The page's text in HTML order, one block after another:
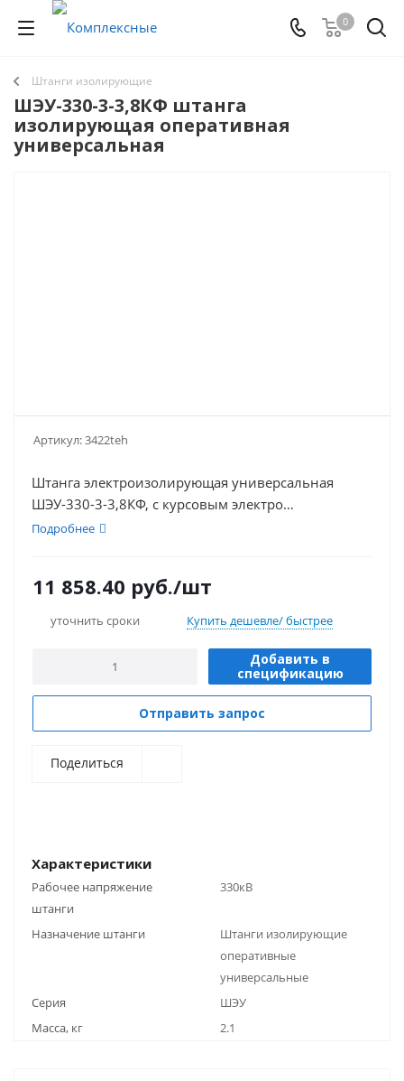
0
Штанги изолирующие
ШЭУ-330-3-3,8КФ штанга
изолирующая оперативная
универсальная
Артикул:3422teh
Штанга электроизолирующая универсальная
ШЭУ-330-3-3,8КФ, с курсовым электро
изолированным фонарем VONATEX®, 35-330 кВ,
различных работ в электроустановках
напряжением 35-330 кВ в нормальных погодных
Подробнее
11 858.40 руб./шт
уточнить сроки Купить дешевле/ быстрее
Добавить в
спецификацию
Отправить запрос
Поделиться
Характеристики
Рабочее напряжение
штанги
330кВ
Назначение штанги
Штанги изолирующие
оперативные
универсальные
Серия
ШЭУ
Масса, кг
2.1